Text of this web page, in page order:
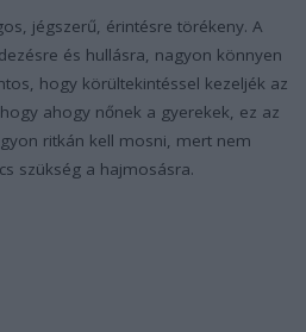
jégszerű, érintésre törékeny. A
és hullásra, nagyon könnyen
hogy körültekintéssel kezeljék az
ahogy nőnek a gyerekek, ez az
ritkán kell mosni, mert nem
szükség a hajmosásra.